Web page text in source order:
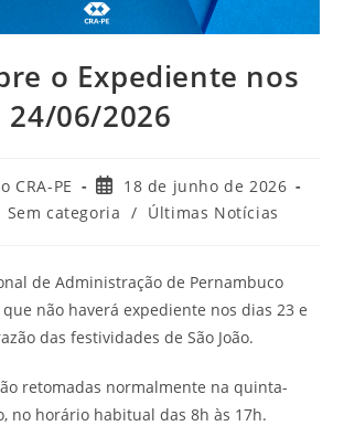
o Expediente nos
24/06/2026
CRA-PE
Post
publicado:
18 de junho de 2026
Sem categoria / Últimas Notícias
de Administração de Pernambuco
que não haverá expediente nos dias 23 e
das festividades de São João.
retomadas normalmente na quinta-
no horário habitual das 8h às 17h.